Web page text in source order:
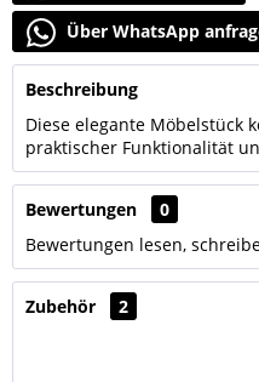
Über WhatsApp
Beschreibung
Diese elegante Möbelstück
praktischer Funktionalität
Bewertungen
0
Bewertungen lesen,
Zubehör 2